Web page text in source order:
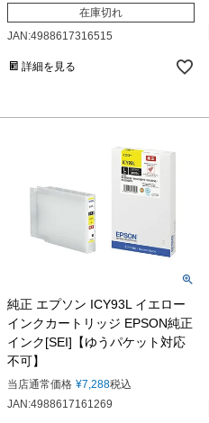
在庫切れ
JAN:4988617316515
詳細を見る
純正 エプソン ICY93L イエロー
インクカートリッジ EPSON純正
インク[SEI]【ゆうパケット対応
不可】
当店通常価格 ¥7,288税込
JAN:4988617161269